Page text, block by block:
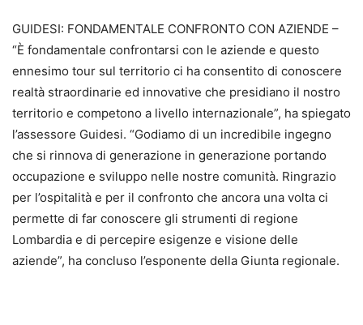
GUIDESI: FONDAMENTALE CONFRONTO CON AZIENDE –
“È fondamentale confrontarsi con le aziende e questo
ennesimo tour sul territorio ci ha consentito di conoscere
realtà straordinarie ed innovative che presidiano il nostro
territorio e competono a livello internazionale”, ha spiegato
l’assessore Guidesi. “Godiamo di un incredibile ingegno
che si rinnova di generazione in generazione portando
occupazione e sviluppo nelle nostre comunità. Ringrazio
per l’ospitalità e per il confronto che ancora una volta ci
permette di far conoscere gli strumenti di regione
Lombardia e di percepire esigenze e visione delle
aziende”, ha concluso l’esponente della Giunta regionale.